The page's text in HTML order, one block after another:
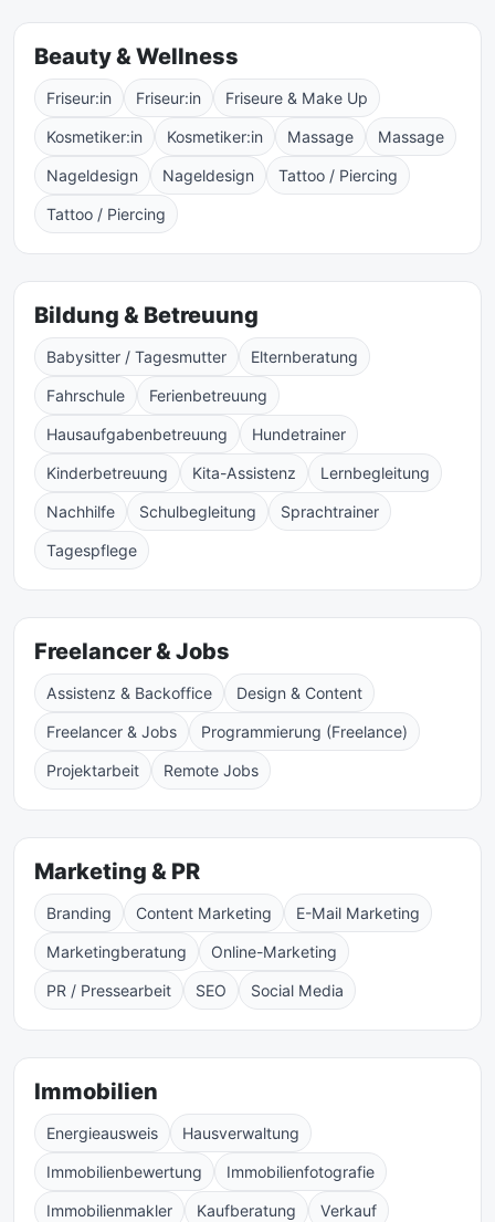
Beauty & Wellness
Friseur:in Friseur:in Friseure & Make Up
Kosmetiker:in Kosmetiker:in Massage Massage
Nageldesign Nageldesign Tattoo / Piercing
Tattoo / Piercing
Bildung & Betreuung
Babysitter / Tagesmutter Elternberatung
Fahrschule Ferienbetreuung
Hausaufgabenbetreuung Hundetrainer
Kinderbetreuung Kita-Assistenz Lernbegleitung
Nachhilfe Schulbegleitung Sprachtrainer
Tagespflege
Freelancer & Jobs
Assistenz & Backoffice Design & Content
Freelancer & Jobs Programmierung (Freelance)
Projektarbeit Remote Jobs
Marketing & PR
Branding Content Marketing E-Mail Marketing
Marketingberatung Online-Marketing
PR / Pressearbeit SEO Social Media
Immobilien
Energieausweis Hausverwaltung
Immobilienbewertung Immobilienfotografie
Immobilienmakler Kaufberatung Verkauf